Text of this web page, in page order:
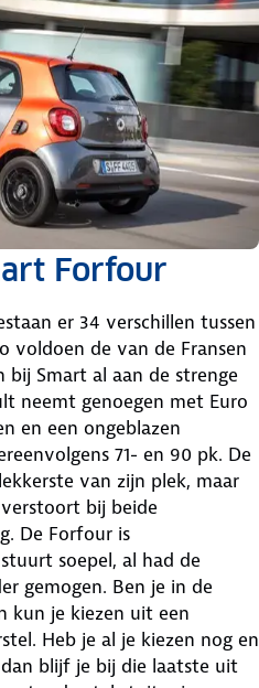
Forfour
er 34 verschillen tussen
voldoen de van de Fransen
Smart al aan de strenge
neemt genoegen met Euro
en een ongeblazen
71- en 90 pk. De
van zijn plek, maar
bij beide
De Forfour is
soepel, al had de
gemogen. Ben je in de
kun je kiezen uit een
Heb je al je kiezen nog en
blijf je bij die laatste uit